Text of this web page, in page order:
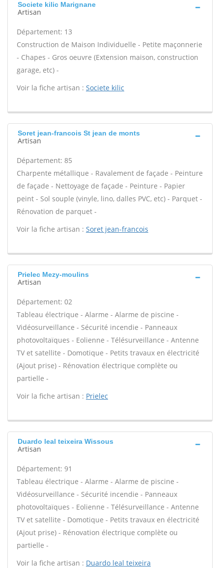
Societe kilic Marignane
Artisan
Département: 13
Construction de Maison Individuelle - Petite maçonnerie
- Chapes - Gros oeuvre (Extension maison, construction
garage, etc) -
Voir la fiche artisan : Societe kilic
Soret jean-francois St jean de monts
Artisan
Département: 85
Charpente métallique - Ravalement de façade - Peinture
de façade - Nettoyage de façade - Peinture - Papier
peint - Sol souple (vinyle, lino, dalles PVC, etc) - Parquet -
Rénovation de parquet -
Voir la fiche artisan : Soret jean-francois
Prielec Mezy-moulins
Artisan
Département: 02
Tableau électrique - Alarme - Alarme de piscine -
Vidéosurveillance - Sécurité incendie - Panneaux
photovoltaïques - Eolienne - Télésurveillance - Antenne
TV et satellite - Domotique - Petits travaux en électricité
(Ajout prise) - Rénovation électrique complète ou
partielle -
Voir la fiche artisan : Prielec
Duardo leal teixeira Wissous
Artisan
Département: 91
Tableau électrique - Alarme - Alarme de piscine -
Vidéosurveillance - Sécurité incendie - Panneaux
photovoltaïques - Eolienne - Télésurveillance - Antenne
TV et satellite - Domotique - Petits travaux en électricité
(Ajout prise) - Rénovation électrique complète ou
partielle -
Voir la fiche artisan : Duardo leal teixeira